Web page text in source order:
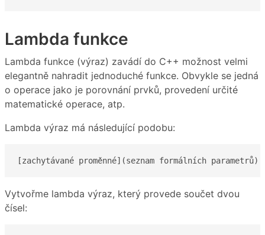
Lambda funkce
Lambda funkce (výraz) zavádí do C++ možnost velmi
elegantně nahradit jednoduché funkce. Obvykle se jedná
o operace jako je porovnání prvků, provedení určité
matematické operace, atp.
Lambda výraz má následující podobu:
[zachytávané proměnné](seznam formálních
Vytvořme lambda výraz, který provede součet dvou
čísel: